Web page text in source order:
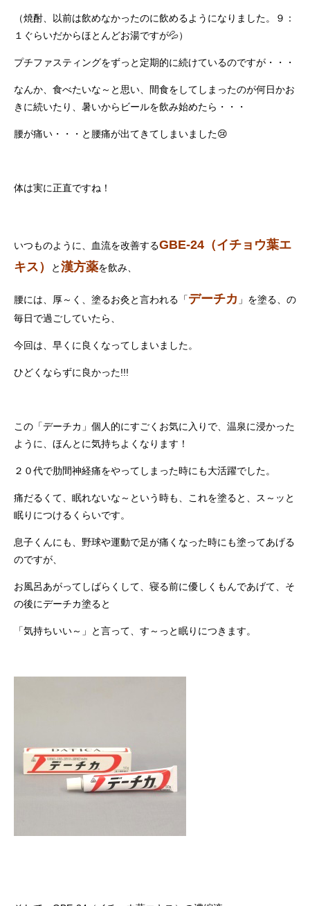
（焼酎、以前は飲めなかったのに飲めるようになりました。９：
１ぐらいだからほとんどお湯ですが💦）
プチファスティングをずっと定期的に続けているのですが・・・
なんか、食べたいな～と思い、間食をしてしまったのが何日かお
きに続いたり、暑いからビールを飲み始めたら・・・
腰が痛い・・・と腰痛が出てきてしまいました😢
体は実に正直ですね！
いつものように、血流を改善するGBE-24（イチョウ葉エ
キス）
と漢方薬を飲み、
腰には、厚～く、塗るお灸と言われる「デーチカ 」を塗る、の
毎日で過ごしていたら、
今回は、早くに良くなってしまいました。
ひどくならずに良かった!!!
この「デーチカ」個人的にすごくお気に入りで、温泉に浸かった
ように、ほんとに気持ちよくなります！
２０代で肋間神経痛をやってしまった時にも大活躍でした。
痛だるくて、眠れないな～という時も、これを塗ると、ス～ッと
眠りにつけるくらいです。
息子くんにも、野球や運動で足が痛くなった時にも塗ってあげる
のですが、
お風呂あがってしばらくして、寝る前に優しくもんであげて、そ
の後にデーチカ塗ると
「気持ちいい～」と言って、す～っと眠りにつきます。